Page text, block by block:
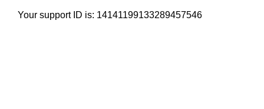
Your support ID is: 14141199133289457546